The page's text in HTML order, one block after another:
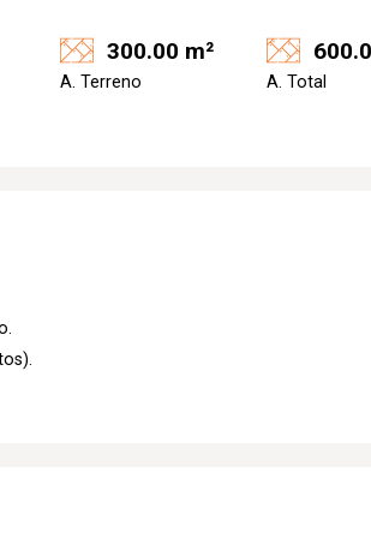
300.00 m²
A. Terreno A. Total